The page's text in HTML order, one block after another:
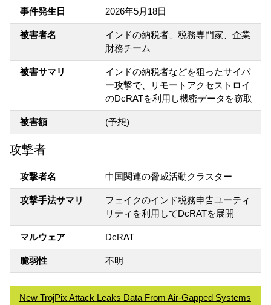
事件発生日 2026年5月18日
被害者名
インドの納税者、税務専門家、企業
財務チーム
被害サマリ
インドの納税者などを狙ったサイバ
ー攻撃で、リモートアクセストロイ
のDcRATを利用し機密データを窃取
被害額 (予想)
攻撃者
攻撃者名 中国関連の脅威活動クラスター
攻撃手法サマリ
フェイクのインド税務申告ユーティ
リティを利用してDcRATを展開
マルウェア DcRAT
脆弱性 不明
New TrojPix Attack Leaks Data From Air-Gapped Systems